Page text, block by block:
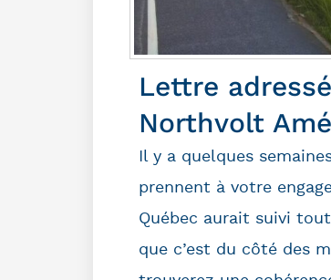
Lettre
Northvolt
Il y a quelques
prennent à votre
Québec aurait suivi
que c’est du côté des